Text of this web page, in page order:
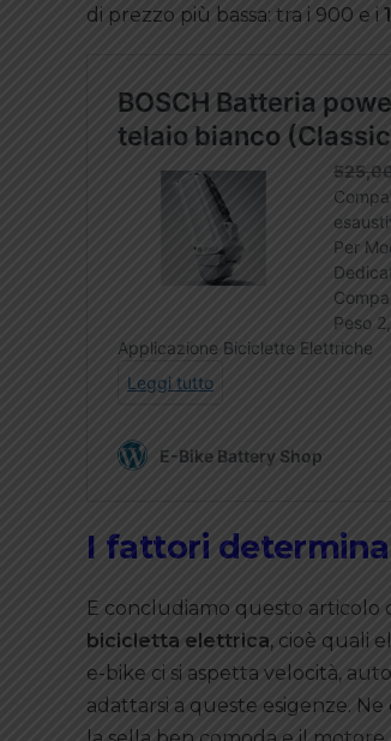
di prezzo più bassa: tra i 900 e i
I fattori
E concludiamo questo articolo
bicicletta elettrica, cioè quali
e-bike ci si aspetta velocità,
adattarsi a queste esigenze.